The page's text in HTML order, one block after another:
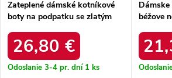
Zateplené dámské kotníkové
boty na podpatku se zlatým
26,80 €
Odoslanie 3-4 pr. dní 1 ks
béžove